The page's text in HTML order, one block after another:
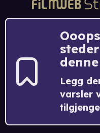
Legg
varsler